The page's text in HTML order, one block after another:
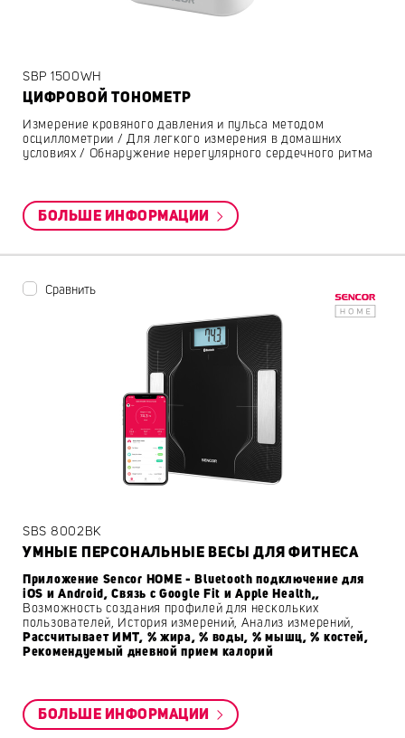
SBP 1500WH
ЦИФРОВОЙ ТОНОМЕТР
Измерение кровяного давления и пульса методом
осциллометрии / Для легкого измерения в домашних
условиях / Обнаружение нерегулярного сердечного ритма
БОЛЬШЕ ИНФОРМАЦИИ
Сравнить
SBS 8002BK
УМНЫЕ ПЕРСОНАЛЬНЫЕ ВЕСЫ ДЛЯ ФИТНЕСА
Приложение Sencor HOME - Bluetooth подключение для
iOS и Android, Связь с Google Fit и Apple Health,,
Возможность создания профилей для нескольких
пользователей, История измерений, Анализ измерений,
Рассчитывает ИМТ, % жира, % воды, % мышц, % костей,
Рекомендуемый дневной прием калорий
БОЛЬШЕ ИНФОРМАЦИИ